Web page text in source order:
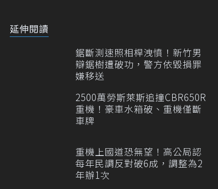
延伸閱讀
鋸斷測速照相桿洩憤！新竹男
辯鋸樹遭破功，警方依毀損罪
嫌移送
2500萬勞斯萊斯追撞CBR650R
重機！豪車水箱破、重機僅斷
車牌
重機上國道恐無望！高公局認
每年民調反對破6成，調整為2
年辦1次